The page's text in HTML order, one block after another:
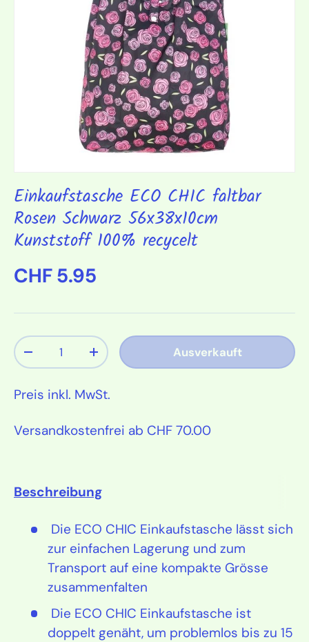
Einkaufstasche ECO CHIC faltbar
Rosen Schwarz 56x38x10cm
Kunststoff 100% recycelt
Normaler Preis
CHF 5.95
Anzahl
Menge verringernMenge erhöhenAusverkauft
Preis inkl. MwSt.
Versandkostenfrei ab CHF 70.00
Beschreibung
Die ECO CHIC Einkaufstasche lässt sich
zur einfachen Lagerung und zum
Transport auf eine kompakte Grösse
zusammenfalten
Die ECO CHIC Einkaufstasche ist
doppelt genäht, um problemlos bis zu 15